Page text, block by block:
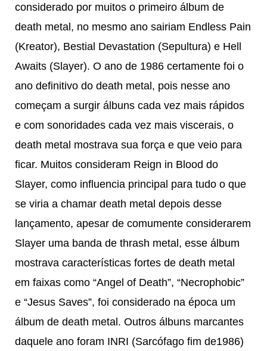
considerado por muitos o primeiro álbum de
death metal, no mesmo ano sairiam Endless Pain
(Kreator), Bestial Devastation (Sepultura) e Hell
Awaits (Slayer). O ano de 1986 certamente foi o
ano definitivo do death metal, pois nesse ano
começam a surgir álbuns cada vez mais rápidos
e com sonoridades cada vez mais viscerais, o
death metal mostrava sua força e que veio para
ficar. Muitos consideram Reign in Blood do
Slayer, como influencia principal para tudo o que
se viria a chamar death metal depois desse
lançamento, apesar de comumente considerarem
Slayer uma banda de thrash metal, esse álbum
mostrava características fortes de death metal
em faixas como “Angel of Death”, “Necrophobic”
e “Jesus Saves”, foi considerado na época um
álbum de death metal. Outros álbuns marcantes
daquele ano foram INRI (Sarcófago fim de1986)